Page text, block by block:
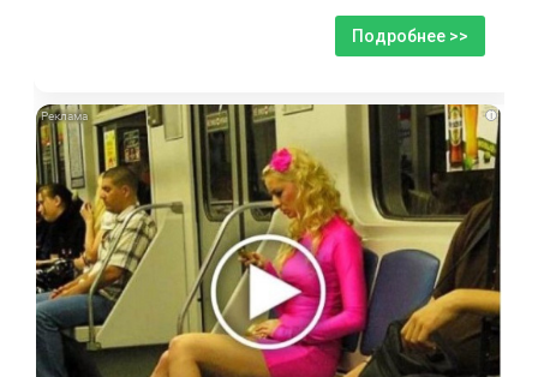
Подробнее >>
i